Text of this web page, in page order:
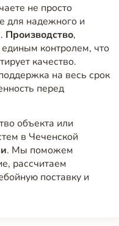
не просто
для надежного и
Производство,
контролем, что
качество.
на весь срок
перед
объекта или
в Чеченской
. Мы поможем
рассчитаем
поставку и